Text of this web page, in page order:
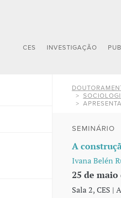
CES INVESTIGAÇÃO
SEMINÁRIO
A
Ivana Belén
25 de maio
Sala 2, CES |